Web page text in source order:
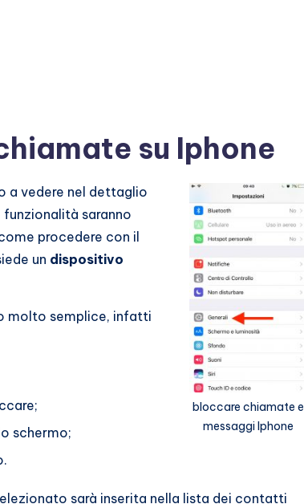
su Iphone
bloccare chiamate e
messaggi Iphone
a vedere nel dettaglio
saranno
procedere con il
un dispositivo
molto semplice, infatti
schermo;
sarà inserita nella lista dei contatti